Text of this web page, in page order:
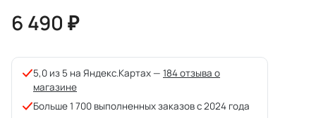
6 490 ₽
5,0 из 5 на Яндекс.Картах — 184 отзыва о
магазине
Больше 1 700 выполненных заказов с 2024 года